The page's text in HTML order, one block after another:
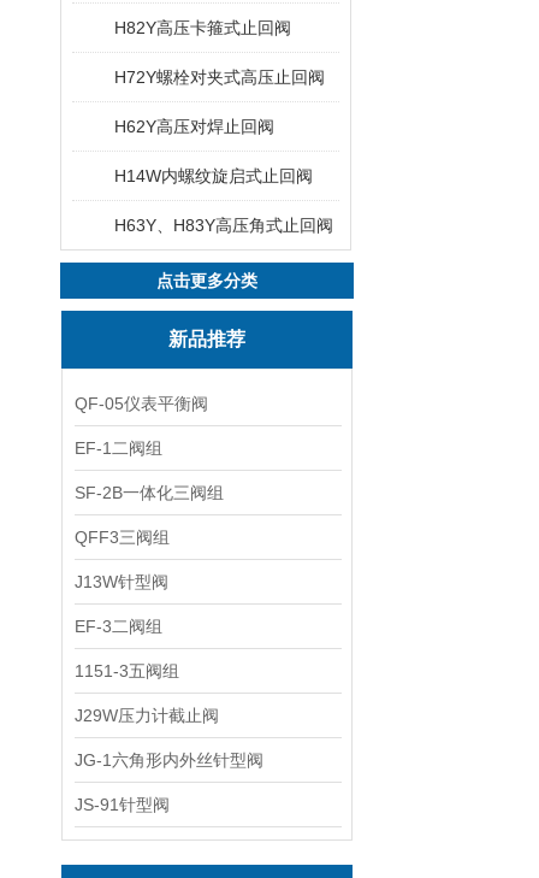
H82Y高压卡箍式止回阀
H72Y螺栓对夹式高压止回阀
H62Y高压对焊止回阀
H14W内螺纹旋启式止回阀
H63Y、H83Y高压角式止回阀
点击更多分类
新品推荐
QF-05仪表平衡阀
EF-1二阀组
SF-2B一体化三阀组
QFF3三阀组
J13W针型阀
EF-3二阀组
1151-3五阀组
J29W压力计截止阀
JG-1六角形内外丝针型阀
JS-91针型阀